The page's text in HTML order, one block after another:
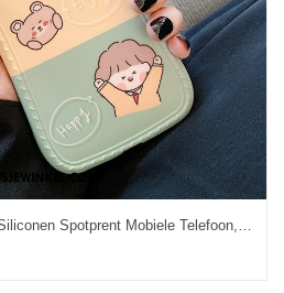
iPhone 12 Pro Max Hoesje Siliconen Spotprent Mobiele Telefoon, iPhone 12 Pro Max Hoesje Roze Mooie